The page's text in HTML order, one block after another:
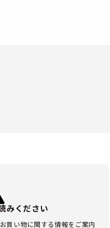
みください
買い物に関する情報をご案内